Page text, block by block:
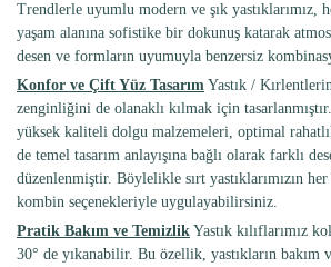
Trendlerle uyumlu modern ve şık yastıklarımız,
yaşam alanına sofistike bir dokunuş katarak
desen ve formların uyumuyla benzersiz
Konfor ve Çift Yüz Tasarım Yastık /
zenginliğini de olanaklı kılmak için
yüksek kaliteli dolgu malzemeleri, optimal
de temel tasarım anlayışına bağlı olarak farklı
düzenlenmiştir. Böylelikle sırt yastıklarımızın
kombin seçenekleriyle uygulayabilirsiniz.
Pratik Bakım ve Temizlik Yastık kılıflarımız
30° de yıkanabilir. Bu özellik, yastıkların bakım